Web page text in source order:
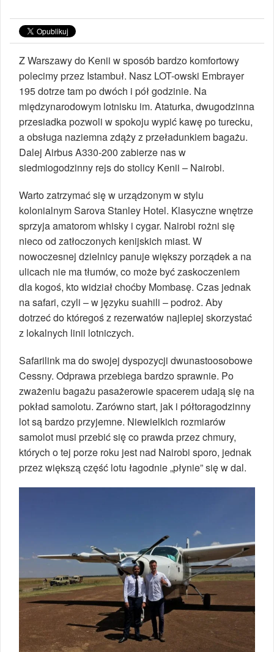
Z Warszawy do Kenii w sposób bardzo komfortowy
polecimy przez Istambuł. Nasz LOT-owski Embrayer
195 dotrze tam po dwóch i pół godzinie. Na
międzynarodowym lotnisku im. Ataturka, dwugodzinna
przesiadka pozwoli w spokoju wypić kawę po turecku,
a obsługa naziemna zdąży z przeładunkiem bagażu.
Dalej Airbus A330-200 zabierze nas w
siedmiogodzinny rejs do stolicy Kenii – Nairobi.
Warto zatrzymać się w urządzonym w stylu
kolonialnym Sarova Stanley Hotel. Klasyczne wnętrze
sprzyja amatorom whisky i cygar. Nairobi rożni się
nieco od zatłoczonych kenijskich miast. W
nowoczesnej dzielnicy panuje większy porządek a na
ulicach nie ma tłumów, co może być zaskoczeniem
dla kogoś, kto widział choćby Mombasę. Czas jednak
na safari, czyli – w języku suahili – podroż. Aby
dotrzeć do któregoś z rezerwatów najlepiej skorzystać
z lokalnych linii lotniczych.
Safarilink ma do swojej dyspozycji dwunastoosobowe
Cessny. Odprawa przebiega bardzo sprawnie. Po
zważeniu bagażu pasażerowie spacerem udają się na
pokład samolotu. Zarówno start, jak i półtoragodzinny
lot są bardzo przyjemne. Niewielkich rozmiarów
samolot musi przebić się co prawda przez chmury,
których o tej porze roku jest nad Nairobi sporo, jednak
przez większą część lotu łagodnie „płynie” się w dal.